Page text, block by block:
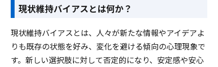
オープンリダイレクタ
ディベート投稿
現状維持バイアスとは何か？
現状維持バイアスとは、人々が新たな情報やアイデアよ
りも既存の状態を好み、変化を避ける傾向の心理現象で
す。新しい選択肢に対して否定的になり、安定感や安心